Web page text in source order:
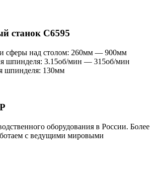
станок C6595
сферы над столом: 260мм — 900мм
шпинделя: 3.15об/мин — 315об/мин
шпинделя: 130мм
оборудования в России. Более
с ведущими мировыми